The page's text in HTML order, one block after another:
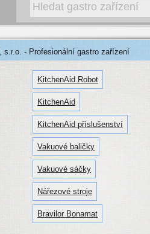
s.r.o. - Profesionální gastro zařízení
KitchenAid Robot
KitchenAid
KitchenAid příslušenství
Vakuové baličky
Vakuové sáčky
Nářezové stroje
Bravilor Bonamat